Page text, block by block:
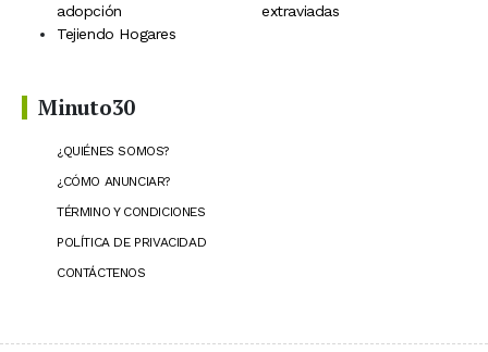
adopción
extraviadas
Tejiendo Hogares
Minuto30
¿QUIÉNES SOMOS?
¿CÓMO ANUNCIAR?
TÉRMINO Y CONDICIONES
POLÍTICA DE PRIVACIDAD
CONTÁCTENOS